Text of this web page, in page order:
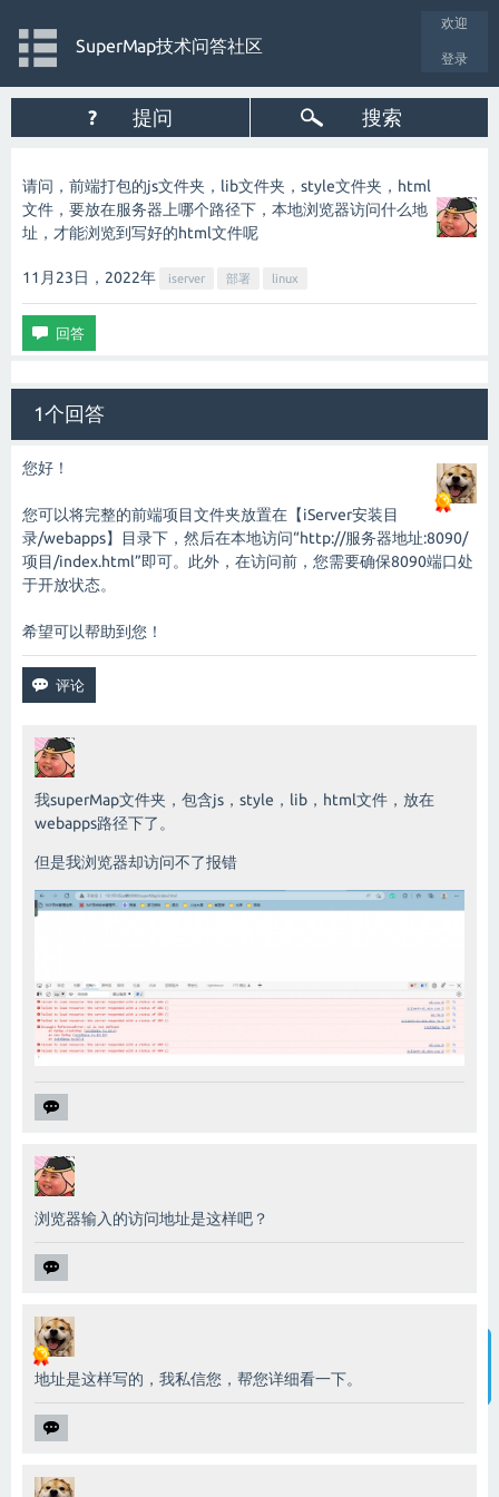
欢迎
登录
SuperMap技术问答社区
? 提问 搜索
请问，前端打包的js文件夹，lib文件夹，style文件夹，html
文件，要放在服务器上哪个路径下，本地浏览器访问什么地
址，才能浏览到写好的html文件呢
11月23日，2022年 iserver 部署 linux
1个回答
您好！
您可以将完整的前端项目文件夹放置在【iServer安装目
录/webapps】目录下，然后在本地访问“http://服务器地址:8090/
项目/index.html”即可。此外，在访问前，您需要确保8090端口处
于开放状态。
希望可以帮助到您！
我superMap文件夹，包含js，style，lib，html文件，放在
webapps路径下了。
但是我浏览器却访问不了报错
浏览器输入的访问地址是这样吧？
地址是这样写的，我私信您，帮您详细看一下。